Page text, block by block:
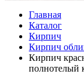
Главная
Каталог
Кирпич
Кирпич
Кирпич
полнотелый